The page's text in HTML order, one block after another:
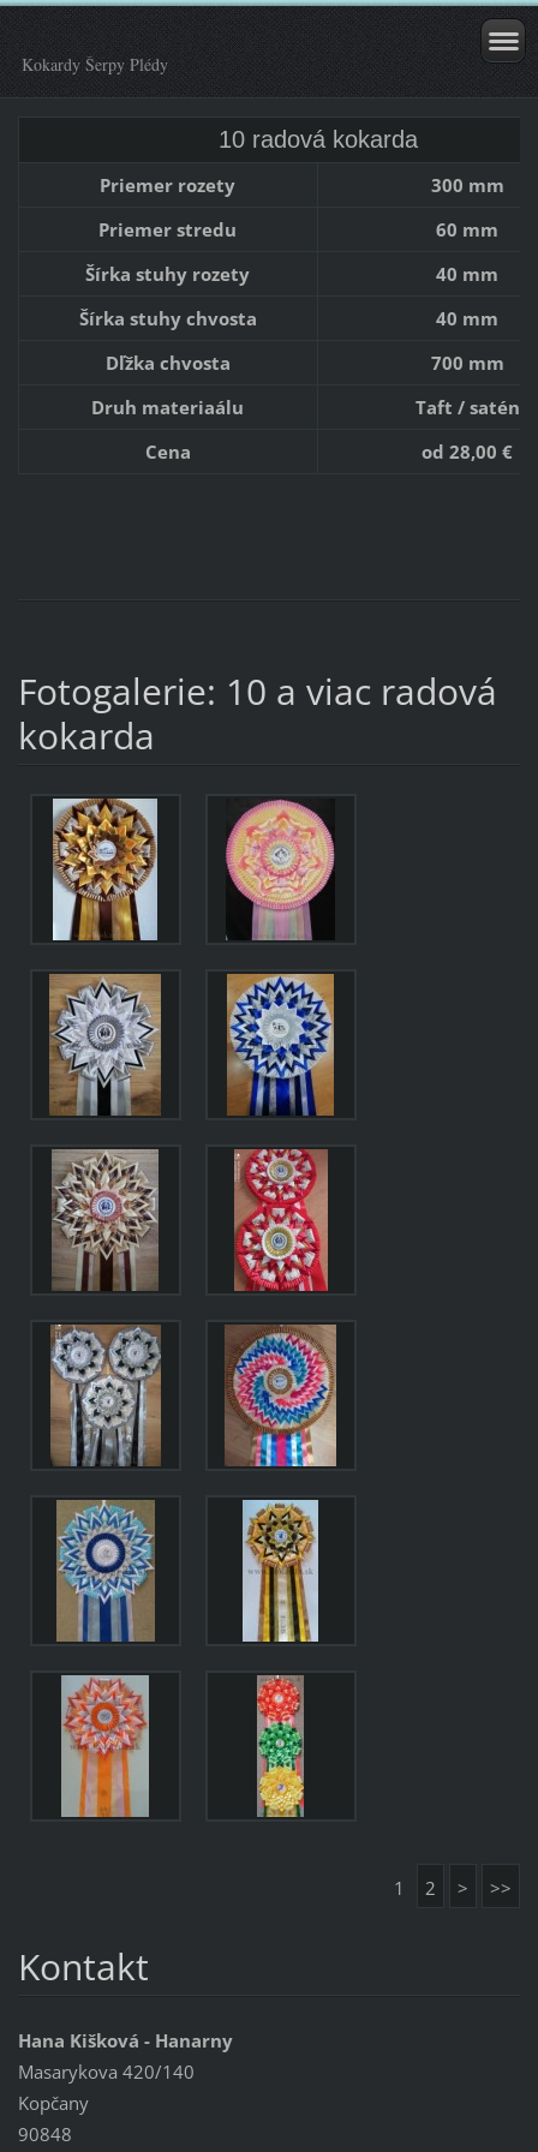
Kokardy Šerpy Plédy
10 radová kokarda
Priemer rozety
300 mm
Priemer stredu
60 mm
Šírka stuhy rozety
40 mm
Šírka stuhy chvosta
40 mm
Dľžka chvosta
700 mm
Druh materiaálu
Taft / satén
Cena
od 28,00 €
Fotogalerie: 10 a viac radová
kokarda
1 2 > >>
Kontakt
Hana Kišková - Hanarny
Masarykova 420/140
Kopčany
90848